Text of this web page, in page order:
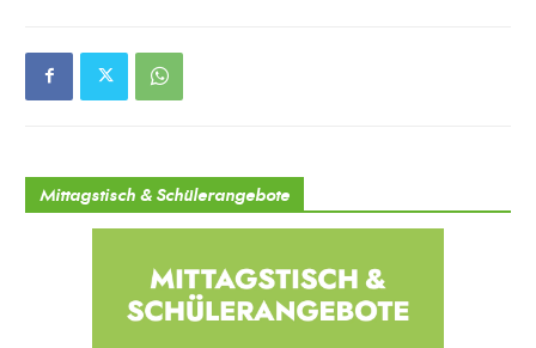
Mittagstisch & Schülerangebote